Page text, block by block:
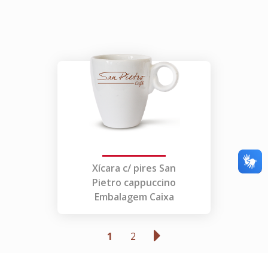
Xícara c/ pires San
Pietro cappuccino
Embalagem Caixa
1 2